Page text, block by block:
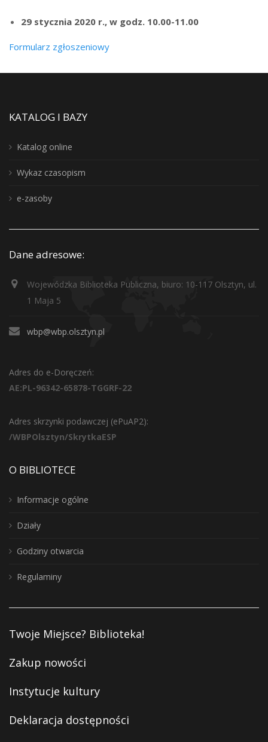
29 stycznia 2020 r., w godz. 10.00-11.00
Formularz zgłoszeniowy
KATALOG I BAZY
Katalog online
Wykaz czasopism
e-zasoby
Dane adresowe:
Wojewódzka Biblioteka Publiczna, biuro: 10-117 Olsztyn, ul.
1 Maja 5
wbp@wbp.olsztyn.pl
Adres do e-Doręczeń:
AE:PL-96342-65878-TGGRF-22
Adres skrzynki podawczej (ePuAP2):
/WBPOlsztyn/SkrytkaESP
O BIBLIOTECE
Informacje ogólne
Działy
Godziny otwarcia
Regulaminy
Twoje Miejsce? Biblioteka!
Zakup nowości
Instytucje kultury
Deklaracja dostępności